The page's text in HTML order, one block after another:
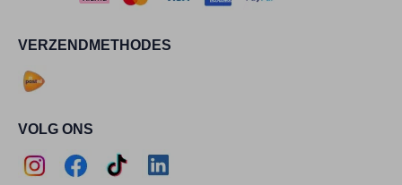
VERZENDMETHODES
VOLG ONS